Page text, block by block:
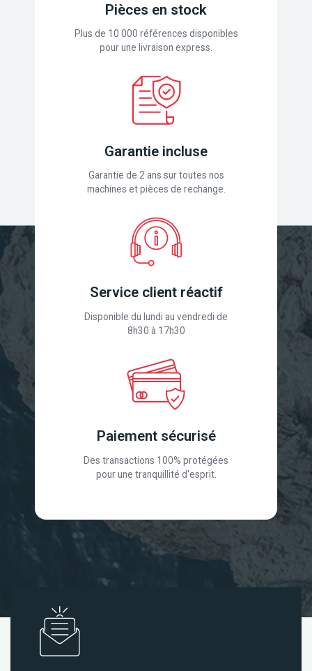
Pièces en stock
Plus de 10 000 références disponibles
pour une livraison express.
Garantie incluse
Garantie de 2 ans sur toutes nos
machines et pièces de rechange.
Service client réactif
Disponible du lundi au vendredi de
8h30 à 17h30
Paiement sécurisé
Des transactions 100% protégées
pour une tranquillité d'esprit.